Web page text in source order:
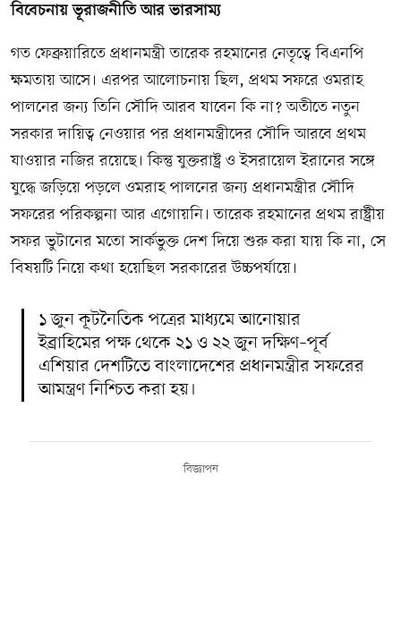
বিবেচনায় ভূরাজনীতি আর ভারসাম্য
গত ফেব্রুয়ারিতে প্রধানমন্ত্রী তারেক রহমানের নেতৃত্বে বিএনপি
ক্ষমতায় আসে। এরপর আলোচনায় ছিল, প্রথম সফরে ওমরাহ
পালনের জন্য তিনি সৌদি আরব যাবেন কি না? অতীতে নতুন
সরকার দায়িত্ব নেওয়ার পর প্রধানমন্ত্রীদের সৌদি আরবে প্রথম
যাওয়ার নজির রয়েছে। কিন্তু যুক্তরাষ্ট্র ও ইসরায়েল ইরানের সঙ্গে
যুদ্ধে জড়িয়ে পড়লে ওমরাহ পালনের জন্য প্রধানমন্ত্রীর সৌদি
সফরের পরিকল্পনা আর এগোয়নি। তারেক রহমানের প্রথম রাষ্ট্রীয়
সফর ভুটানের মতো সার্কভুক্ত দেশ দিয়ে শুরু করা যায় কি না, সে
বিষয়টি নিয়ে কথা হয়েছিল সরকারের উচ্চপর্যায়ে।
১ জুন কূটনৈতিক পত্রের মাধ্যমে আনোয়ার
ইব্রাহিমের পক্ষ থেকে ২১ ও ২২ জুন দক্ষিণ–পূর্ব
এশিয়ার দেশটিতে বাংলাদেশের প্রধানমন্ত্রীর সফরের
আমন্ত্রণ নিশ্চিত করা হয়।
বিজ্ঞাপন